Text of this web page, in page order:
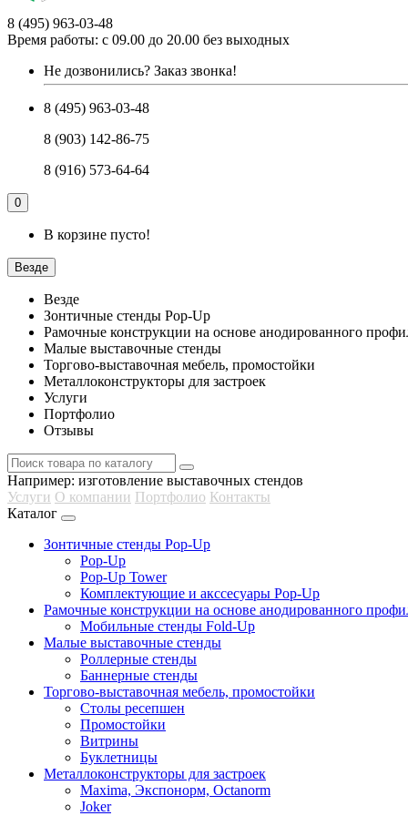
8 (495) 963-03-48
Время работы: с 09.00 до 20.00 без выходных
Не дозвонились? Заказ звонка!
8 (495) 963-03-48
8 (903) 142-86-75
8 (916) 573-64-64
0
В корзине пусто!
Везде
Везде
Зонтичные стенды Pop-Up
Рамочные конструкции на основе анодированного
Малые выставочные стенды
Торгово-выставочная мебель, промостойки
Металлоконструкторы для застроек
Услуги
Портфолио
Отзывы
Например: изготовление выставочных стендов
Услуги О компании Портфолио Контакты
Каталог
Зонтичные стенды Pop-Up
Pop-Up
Pop-Up Tower
Комплектующие и акссесуары Pop-Up
Рамочные конструкции на основе анодированного
Мобильные стенды Fold-Up
Малые выставочные стенды
Роллерные стенды
Баннерные стенды
Торгово-выставочная мебель, промостойки
Столы ресепшен
Промостойки
Витрины
Буклетницы
Металлоконструкторы для застроек
Maxima, Экспонорм, Octanorm
Joker